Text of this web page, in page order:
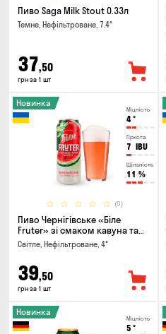
Пиво Saga Milk Stout 0.33л
Темне, Нефільтроване, 7.4°
37,50
грн за 1 шт
Міцність
4°
Гіркота
7 IBU
Щільність
11 %
(0)
Новинка
Пиво Чернігівське «Біле
Fruter» зі смаком кавуна та
м'яти 0.5л
Світле, Нефільтроване, 4°
39,50
грн за 1 шт
Міцність
5 °
Новинка